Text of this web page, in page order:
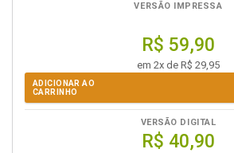
VERSÃO IMPRESSA
R$ 59,90
em 2x de R$ 29,95
ADICIONAR AO
CARRINHO
VERSÃO DIGITAL
R$ 40,90